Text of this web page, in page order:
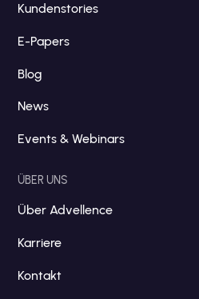
Kundenstories
E-Papers
Blog
News
Events & Webinars
ÜBER UNS
Über Advellence
Karriere
Kontakt